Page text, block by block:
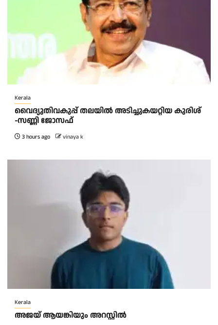
Kerala
വൈദ്യുതിവകുപ്പ് തലയിൽ അടിച്ചുകയറ്റിയ കുരിശ്‌
-സണ്ണി ജോസഫ്‌
3 hours ago vinaya k
Kerala
അജയ് ആയങ്കിയും അറസ്റ്റിൽ